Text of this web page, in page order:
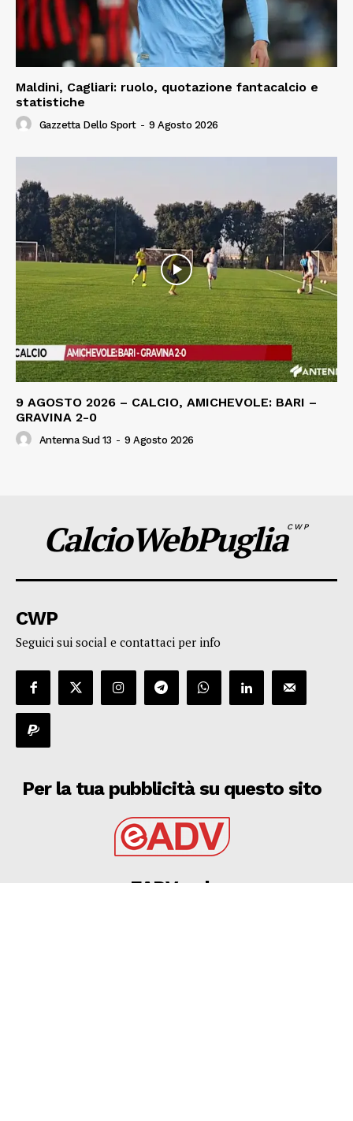
Maldini, Cagliari: ruolo, quotazione fantacalcio e
statistiche
Gazzetta Dello Sport - 9 Agosto 2026
9 AGOSTO 2026 – CALCIO, AMICHEVOLE: BARI –
GRAVINA 2-0
Antenna Sud 13 - 9 Agosto 2026
CalcioWebPugliaCWP
CWP
Seguici sui social e contattaci per info
Per la tua pubblicità su questo sito
EADV s.r.l.